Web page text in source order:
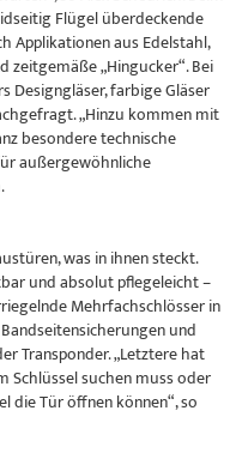
Flügel überdeckende
Applikationen aus Edelstahl,
zeitgemäße „Hingucker“. Bei
Designgläser, farbige Gläser
„Hinzu kommen mit
besondere technische
außergewöhnliche
was in ihnen steckt.
und absolut pflegeleicht –
Mehrfachschlösser in
und
Transponder. „Letztere hat
Schlüssel suchen muss oder
die Tür öffnen können“, so